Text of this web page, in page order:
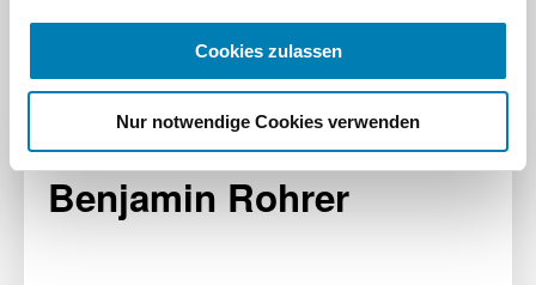
Cookies zulassen
Nur notwendige Cookies verwenden
Pressekontakt
Benjamin Rohrer